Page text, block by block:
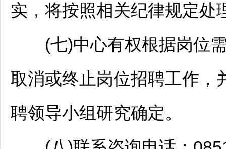
实，将按照相关纪律规定处
(七)中心有权根据岗位需
取消或终止岗位招聘工作，
聘领导小组研究确定。